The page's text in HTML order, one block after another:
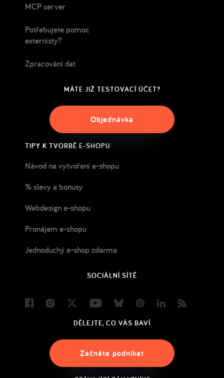
MCP server
Potřebujete pomoc
externisty?
Zpracování dat
MÁTE JIŽ TESTOVACÍ ÚČET?
Objednávka
TIPY K TVORBĚ E-SHOPU
Návod na vytvoření e-shopu
% slevy a bonusy
Webdesign e-shopu
Pronájem e-shopu
Jednoduchý e-shop zdarma
SOCIÁLNÍ SÍTĚ
FacebookInstagram
Twitter YoutubeBlueskyPinterestLinkedIn
DĚLEJTE, CO VÁS BAVÍ
Začněte podnikat